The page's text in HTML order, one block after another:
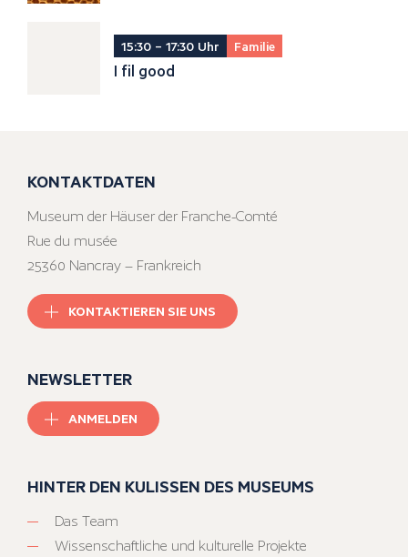
15:30 – 17:30 Uhr Familie
I fil good
KONTAKTDATEN
Museum der Häuser der Franche-Comté
Rue du musée
25360 Nancray – Frankreich
KONTAKTIEREN SIE UNS
NEWSLETTER
ANMELDEN
HINTER DEN KULISSEN DES MUSEUMS
Das Team
Wissenschaftliche und kulturelle Projekte